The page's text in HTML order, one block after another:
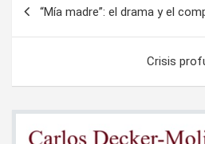
“Mía madre”: el drama y el
Crisis